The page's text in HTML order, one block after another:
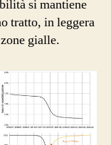
si mantiene
tratto, in leggera
gialle.